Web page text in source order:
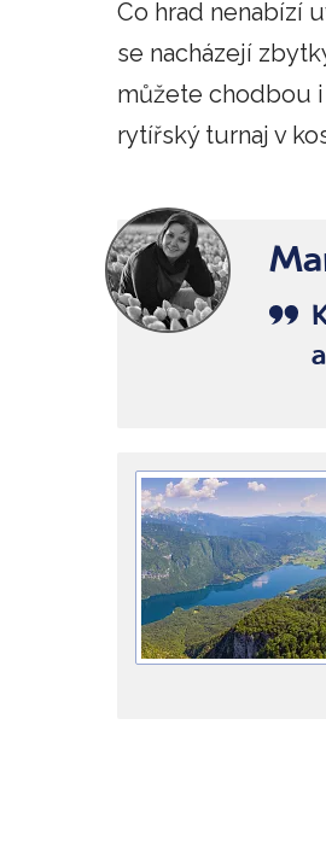
Co hrad nenabízí
se nacházejí
můžete chodbou
rytířský turnaj v